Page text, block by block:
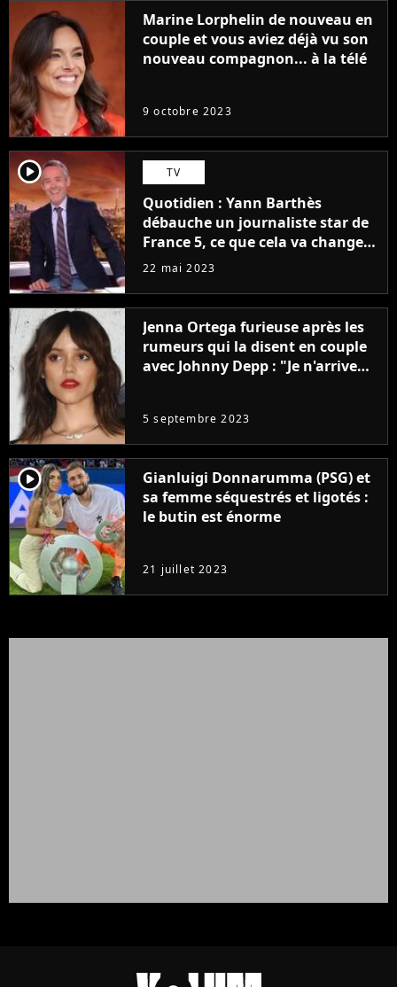
Marine Lorphelin de nouveau en
couple et vous aviez déjà vu son
nouveau compagnon... à la télé
9 octobre 2023
player2 TV
Quotidien : Yann Barthès
débauche un journaliste star de
France 5, ce que cela va changer
à la rentrée
22 mai 2023
Jenna Ortega furieuse après les
rumeurs qui la disent en couple
avec Johnny Depp : "Je n'arrive
5 septembre 2023
player2
Gianluigi Donnarumma (PSG) et
sa femme séquestrés et ligotés :
le butin est énorme
21 juillet 2023